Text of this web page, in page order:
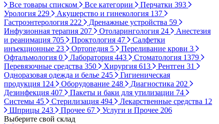
Все товары списком Все категории Перчатки 393
Урология 229 Акушерство и гинекология 137
Гастроэнтерология 222 Дренажные устройства 59
Инфузионная терапия 207 Отоларингология 24
Анестезия
и реанимация 705 Проктология 47
Салфетки
инъекционные 23 Ортопедия 5 Переливание крови 3
Офтальмология 0 Лаборатория 443 Стоматология 1379
Перевязочные средства 350 Хирургия 613 Рентген 31
Одноразовая одежда и белье 245
Гигиеническая
продукция 124 Оборудование 248 Диагностика 202
Дезинфекция 407 Пакеты и баки для утилизации 74
Системы 45 Стерилизация 494 Лекарственные средства 12
Шприцы 243 Прочее 67 Услуги и Прочее 206
Выберите свой склад